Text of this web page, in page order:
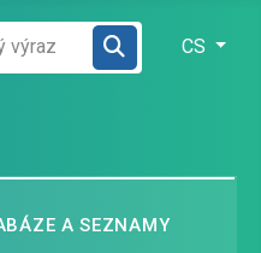
CS
A SEZNAMY